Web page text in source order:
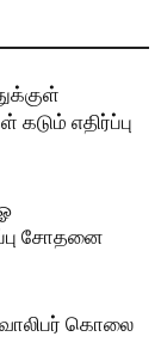
எதிர்ப்பு
சோதனை
வாலிபர் கொலை